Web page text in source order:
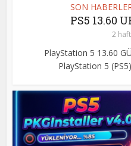
SON
PS5 13.60
2
PlayStation 5 13.60
PlayStation 5